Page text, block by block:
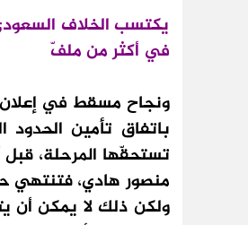
يكتسب الخلاف
في أكثر من ملفّ
ونجاح مسقط في إعلان
باتفاق تأمين
تستحقّها المرحلة، قبل
منصور هادي، فتنتهي
ولكن ذلك لا يمكن أن